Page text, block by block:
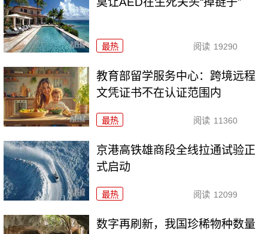
最热 阅读 19290
教育部留学服务中心：跨境远程
文凭证书不在认证范围内
最热 阅读 11360
京港高铁雄商段全线拉通试验正
式启动
最热 阅读 12099
数字再刷新，我国珍稀物种数量